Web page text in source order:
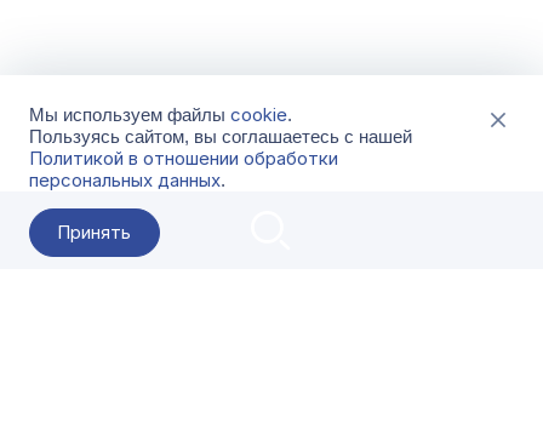
Мы используем файлы cookie.
Пользуясь сайтом, вы соглашаетесь с нашей
Политикой в отношении обработки
персональных данных.
Принять